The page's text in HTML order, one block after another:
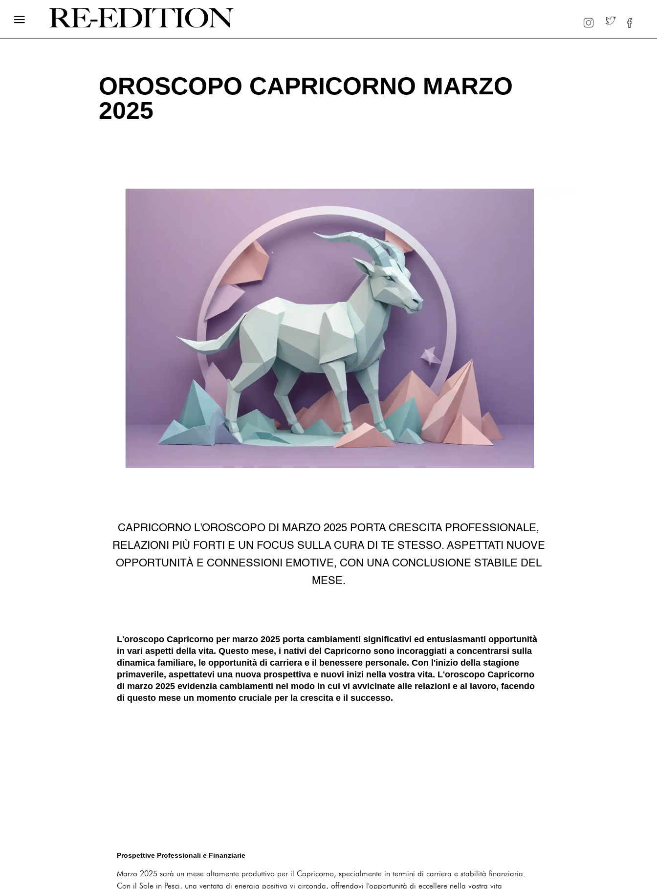
OROSCOPO CAPRICORNO MARZO
2025
CAPRICORNO L'OROSCOPO DI MARZO 2025 PORTA CRESCITA PROFESSIONALE,
RELAZIONI PIÙ FORTI E UN FOCUS SULLA CURA DI TE STESSO. ASPETTATI NUOVE
OPPORTUNITÀ E CONNESSIONI EMOTIVE, CON UNA CONCLUSIONE STABILE DEL
MESE.
L'oroscopo Capricorno per marzo 2025 porta cambiamenti significativi ed entusiasmanti opportunità
in vari aspetti della vita. Questo mese, i nativi del Capricorno sono incoraggiati a concentrarsi sulla
dinamica familiare, le opportunità di carriera e il benessere personale. Con l'inizio della stagione
primaverile, aspettatevi una nuova prospettiva e nuovi inizi nella vostra vita. L'oroscopo Capricorno
di marzo 2025 evidenzia cambiamenti nel modo in cui vi avvicinate alle relazioni e al lavoro, facendo
di questo mese un momento cruciale per la crescita e il successo.
Prospettive Professionali e Finanziarie
Marzo 2025 sarà un mese altamente produttivo per il Capricorno, specialmente in termini di carriera e stabilità finanziaria.
Con il Sole in Pesci, una ventata di energia positiva vi circonda, offrendovi l'opportunità di eccellere nella vostra vita